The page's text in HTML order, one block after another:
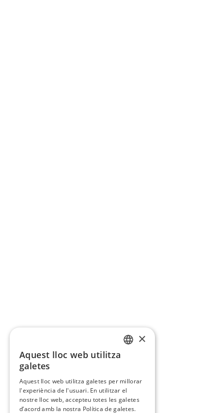
×
Aquest lloc web utilitza
galetes
Aquest lloc web utilitza galetes per millorar
l'experiència de l'usuari. En utilitzar el
nostre lloc web, accepteu totes les galetes
d’acord amb la nostra Política de galetes.